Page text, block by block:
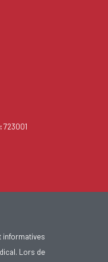
723001
informatives
Lors de